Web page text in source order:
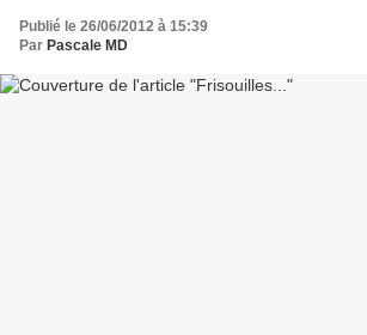
Publié le 26/06/2012 à 15:39
Par Pascale MD